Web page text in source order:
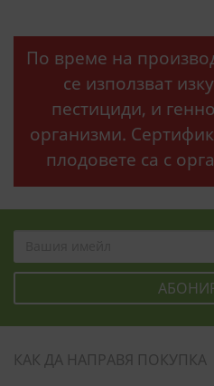
По време на
се използват
пестициди, и
организми.
плодовете са с
КАК ДА НАПРАВЯ ПОКУПКА